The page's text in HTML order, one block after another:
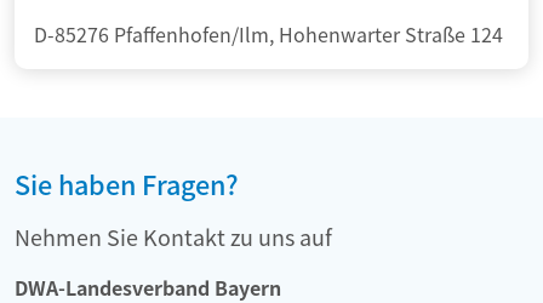
D-85276 Pfaffenhofen/Ilm, Hohenwarter Straße 124
Sie haben Fragen?
Nehmen Sie Kontakt zu uns auf
DWA-Landesverband Bayern